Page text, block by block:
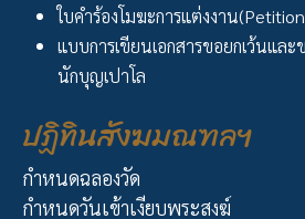
ใบคำร้องโมฆะการแต่งงาน
แบบการเขียนเอกสารขอยกเว้นแ
นักบุญเปาโล
ปฏิทินสังฆมณฑลฯ
กำหนดฉลองวัด
กำหนดวันเข้าเงียบพระสงฆ์